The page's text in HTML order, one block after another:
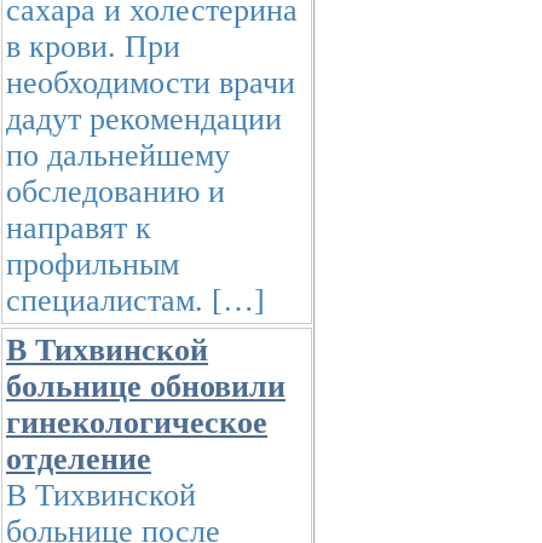
сахара и холестерина
в крови. При
необходимости врачи
дадут рекомендации
по дальнейшему
обследованию и
направят к
профильным
специалистам. […]
В Тихвинской
больнице обновили
гинекологическое
отделение
В Тихвинской
больнице после